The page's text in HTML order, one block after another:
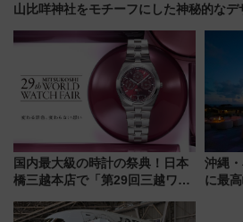
山比咩神社をモチーフにした神秘的なデ
国内最大級の時計の祭典！日本
橋三越本店で「第29回三越ワー
【2026年8月5日～25日】
沖縄
に最
美旅